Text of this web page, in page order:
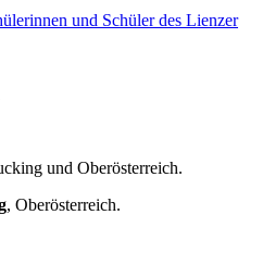
und Schüler des Lienzer
und Oberösterreich.
, Oberösterreich.